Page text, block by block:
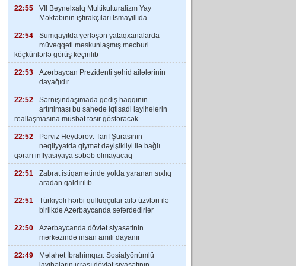
22:55
VII Beynəlxalq Multikulturalizm Yay
Məktəbinin iştirakçıları İsmayıllıda
22:54
Sumqayıtda yerləşən yataqxanalarda
müvəqqəti məskunlaşmış məcburi
köçkünlərlə görüş keçirilib
22:53
Azərbaycan Prezidenti şəhid ailələrinin
dayağıdır
22:52
Sərnişindaşımada gediş haqqının
artırılması bu sahədə iqtisadi layihələrin
reallaşmasına müsbət təsir göstərəcək
22:52
Pərviz Heydərov: Tarif Şurasının
nəqliyyatda qiymət dəyişikliyi ilə bağlı
qərarı inflyasiyaya səbəb olmayacaq
22:51
Zabrat istiqamətində yolda yaranan sıxlıq
aradan qaldırılıb
22:51
Türkiyəli hərbi qulluqçular ailə üzvləri ilə
birlikdə Azərbaycanda səfərdədirlər
22:50
Azərbaycanda dövlət siyasətinin
mərkəzində insan amili dayanır
22:49
Məlahət İbrahimqızı: Sosialyönümlü